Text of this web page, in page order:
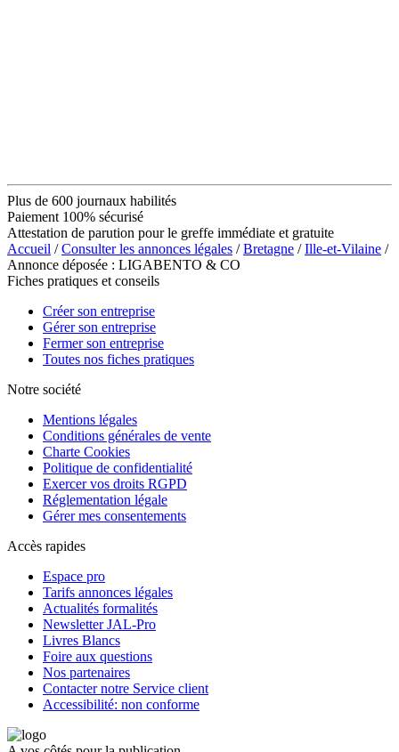
Plus de 600 journaux habilités
Paiement 100% sécurisé
Attestation de parution pour le greffe immédiate et gratuite
Accueil /Consulter les annonces légales /Bretagne /Ille-et-Vilaine /
Annonce déposée : LIGABENTO & CO
Fiches pratiques et conseils
Créer son entreprise
Gérer son entreprise
Fermer son entreprise
Toutes nos fiches pratiques
Notre société
Mentions légales
Conditions générales de vente
Charte Cookies
Politique de confidentialité
Exercer vos droits RGPD
Réglementation légale
Gérer mes consentements
Accès rapides
Espace pro
Tarifs annonces légales
Actualités formalités
Newsletter JAL-Pro
Livres Blancs
Foire aux questions
Nos partenaires
Contacter notre Service client
Accessibilité: non conforme